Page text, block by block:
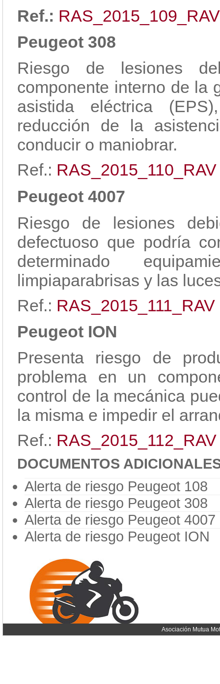
Ref.: RAS_2015_109_RAV
Peugeot 308
Riesgo de lesiones
componente interno de la
asistida eléctrica
reducción de la
conducir o maniobrar.
Ref.: RAS_2015_110_RAV
Peugeot 4007
Riesgo de lesiones
defectuoso que podría
determinado
limpiaparabrisas y las
Ref.: RAS_2015_111_RAV
Peugeot ION
Presenta riesgo de
problema en un
control de la mecánica
la misma e impedir el
Ref.: RAS_2015_112_RAV
DOCUMENTOS
Alerta de riesgo Peugeot 108
Alerta de riesgo Peugeot 308
Alerta de riesgo Peugeot 4007
Alerta de riesgo Peugeot ION
Asociación Mutua